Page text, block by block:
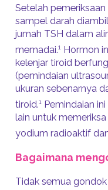
Setelah
sampel darah
jumah TSH dalam
memadai.1 Hormon
kelenjar tiroid
(pemindaian
ukuran sebenarnya
tiroid.1 Pemindaian
lain untuk
yodium radioaktif
Bagaimana
Tidak semua